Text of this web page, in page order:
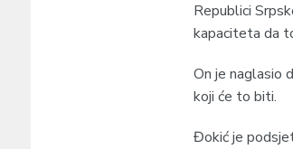
Republici
kapaciteta da
On je naglasio
koji će to biti.
Đokić je